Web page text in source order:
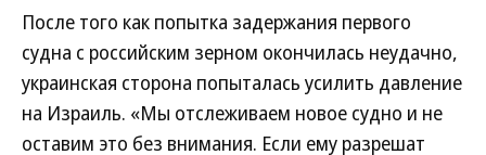
После того как попытка задержания первого
судна с российским зерном окончилась неудачно,
украинская сторона попыталась усилить давление
на Израиль. «Мы отслеживаем новое судно и не
оставим это без внимания. Если ему разрешат